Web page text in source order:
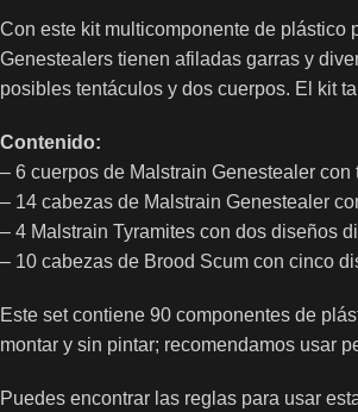
Con este kit multicomponente de plástico
Genestealers tienen afiladas garras y
posibles tentáculos y dos cuerpos. El kit
Contenido:
– 6 cuerpos de Malstrain Genestealer
– 14 cabezas de Malstrain Genestealer
– 4 Malstrain Tyramites con dos diseños
– 10 cabezas de Brood Scum con cinco
Este set contiene 90 componentes de
montar y sin pintar; recomendamos usar
Puedes encontrar las reglas para usar